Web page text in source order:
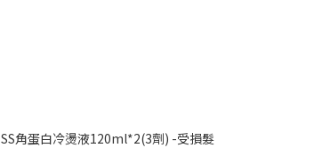
SS角蛋白冷燙液120ml*2(3劑) -受損髮